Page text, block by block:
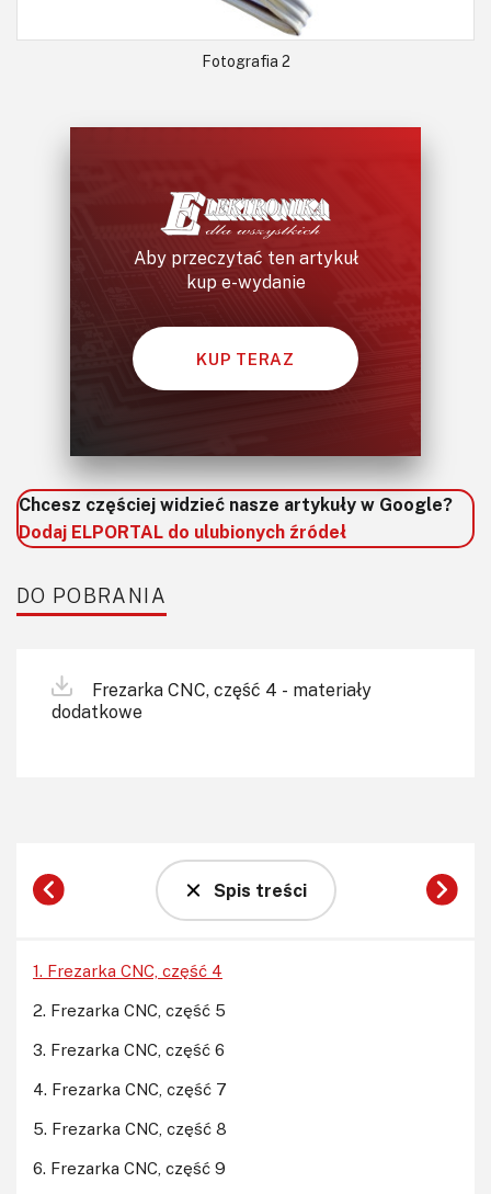
Fotografia 2
Aby przeczytać ten artykuł
kup e-wydanie
KUP TERAZ
Chcesz częściej widzieć nasze artykuły w Google?
Dodaj ELPORTAL do ulubionych źródeł
DO POBRANIA
Frezarka CNC, część 4 - materiały
dodatkowe
Spis treści
1. Frezarka CNC, część 4
2. Frezarka CNC, część 5
3. Frezarka CNC, część 6
4. Frezarka CNC, część 7
5. Frezarka CNC, część 8
6. Frezarka CNC, część 9